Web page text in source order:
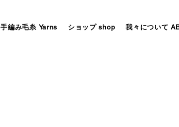
手編み毛糸 Yarns ショップ shop 我々について